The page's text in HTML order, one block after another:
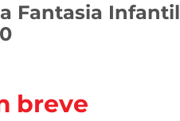
Fantasia Infantil
breve